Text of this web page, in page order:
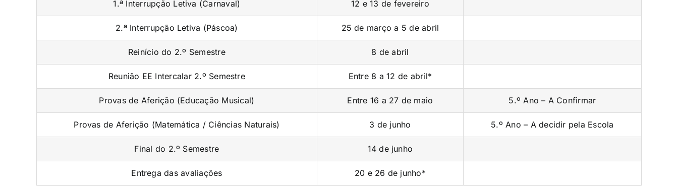
1.ª Interrupção Letiva (Carnaval) 12 e 13 de fevereiro
2.ª Interrupção Letiva (Páscoa) 25 de março a 5 de abril
Reinício do 2.º Semestre 8 de abril
Reunião EE Intercalar 2.º Semestre Entre 8 a 12 de abril*
Provas de Aferição (Educação Musical) Entre 16 a 27 de maio 5.º Ano – A Confirmar
Provas de Aferição (Matemática / Ciências Naturais) 3 de junho 5.º Ano – A decidir pela Escola
Final do 2.º Semestre 14 de junho
Entrega das avaliações
20 e 26 de junho*